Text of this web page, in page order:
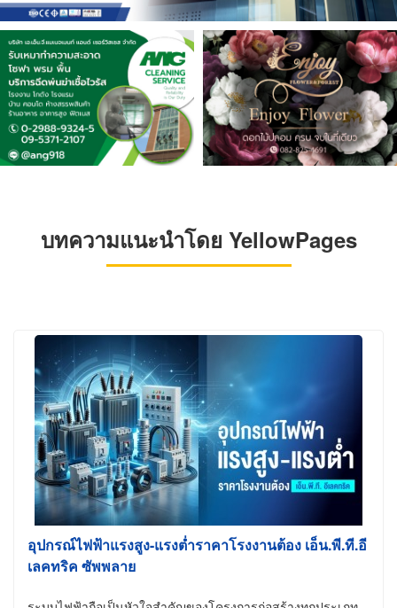
บทความแนะนำโดย YellowPages
อุปกรณ์ไฟฟ้าแรงสูง-แรงต่ำราคาโรงงานต้อง เอ็น.พี.ที.อี
เลคทริค ซัพพลาย